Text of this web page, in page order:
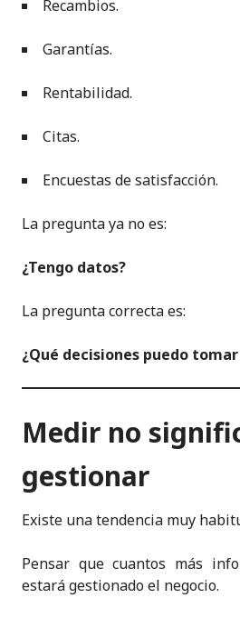
Recambios.
Garantías.
Rentabilidad.
Citas.
Encuestas de satisfacción.
La pregunta ya no es:
¿Tengo datos?
La pregunta correcta es:
¿Qué decisiones puedo
Medir no
gestionar
Existe una tendencia muy
Pensar que cuantos más
estará gestionado el negocio.